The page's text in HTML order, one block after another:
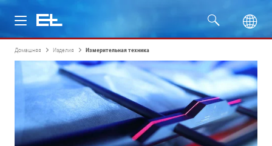
Изделия
Отрасли
Сервис
Домашняя Изделия Измерительная техника